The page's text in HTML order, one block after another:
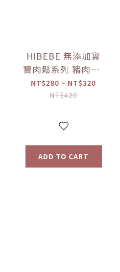
HIBEBE 無添加寶
寶肉鬆系列 豬肉鬆/
雞肉鬆/旗魚鬆(2包
入/組)（10個月以
定】
NT$280 ~ NT$320
NT$420
ADD TO CART